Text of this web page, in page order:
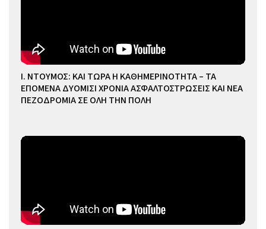
Ι. ΝΤΟΥΜΟΣ: ΚΑΙ ΤΩΡΑ Η ΚΑΘΗΜΕΡΙΝΟΤΗΤΑ – ΤΑ
ΕΠΟΜΕΝΑ ΔΥΟΜΙΣΙ ΧΡΟΝΙΑ ΑΣΦΑΛΤΟΣΤΡΩΣΕΙΣ ΚΑΙ ΝΕΑ
ΠΕΖΟΔΡΟΜΙΑ ΣΕ ΟΛΗ ΤΗΝ ΠΟΛΗ